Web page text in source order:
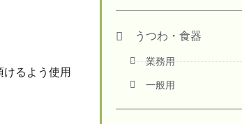
るよう使用
うつわ・食器
業務用
一般用